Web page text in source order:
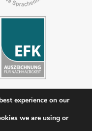
FAQs
Downloads
experience on our
we are using or